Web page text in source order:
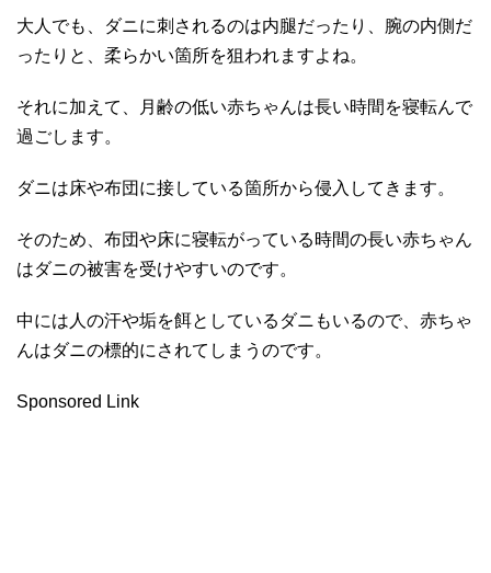
大人でも、ダニに刺されるのは内腿だったり、腕の内側だ
ったりと、柔らかい箇所を狙われますよね。
それに加えて、月齢の低い赤ちゃんは長い時間を寝転んで
過ごします。
ダニは床や布団に接している箇所から侵入してきます。
そのため、布団や床に寝転がっている時間の長い赤ちゃん
はダニの被害を受けやすいのです。
中には人の汗や垢を餌としているダニもいるので、赤ちゃ
んはダニの標的にされてしまうのです。
Sponsored Link